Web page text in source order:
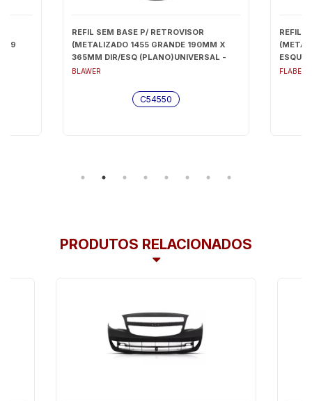
REFIL SEM BASE P/ RETROVISOR
(METALIZADO 1455 GRANDE 190MM X
365MM DIR/ESQ (PLANO)UNIVERSAL -
C54550
BLAWER
C54550
REFIL
FLABEG
PRODUTOS RELACIONADOS